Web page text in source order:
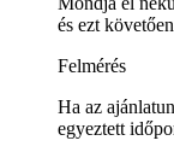
és ezt
Felmérés
Ha az
egyeztett